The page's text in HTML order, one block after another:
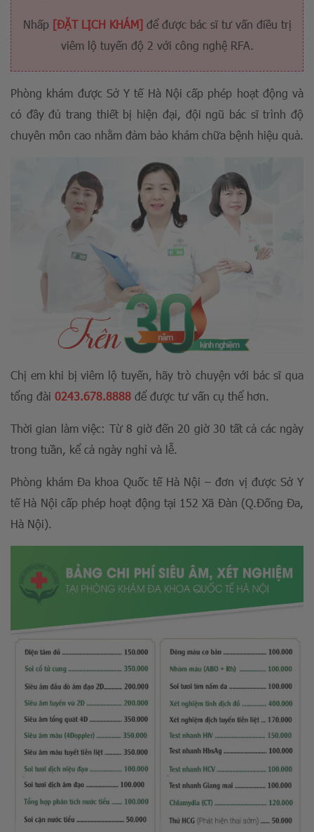
Nhấp [ĐẶT LỊCH KHÁM]để được bác sĩ tư vấn điều trị
viêm lộ tuyến độ 2 với công nghệ RFA.
Phòng khám được Sở Y tế Hà Nội cấp phép hoạt động và
có đầy đủ trang thiết bị hiện đại, đội ngũ bác sĩ trình độ
chuyên môn cao nhằm đảm bảo khám chữa bệnh hiệu quả.
Chị em khi bị viêm lộ tuyến, hãy trò chuyện với bác sĩ qua
tổng đài 0243.678.8888 để được tư vấn cụ thể hơn.
Thời gian làm việc: Từ 8 giờ đến 20 giờ 30 tất cả các ngày
trong tuần, kể cả ngày nghỉ và lễ.
Phòng khám Đa khoa Quốc tế Hà Nội – đơn vị được Sở Y
tế Hà Nội cấp phép hoạt động tại 152 Xã Đàn (Q.Đống Đa,
Hà Nội).